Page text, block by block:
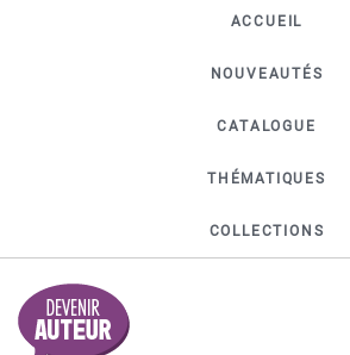
ACCUEIL
NOUVEAUTÉS
CATALOGUE
THÉMATIQUES
COLLECTIONS